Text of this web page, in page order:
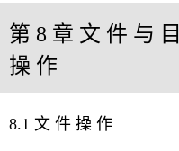
第 8 章 文 件 与
操 作
8.1 文 件 操 作